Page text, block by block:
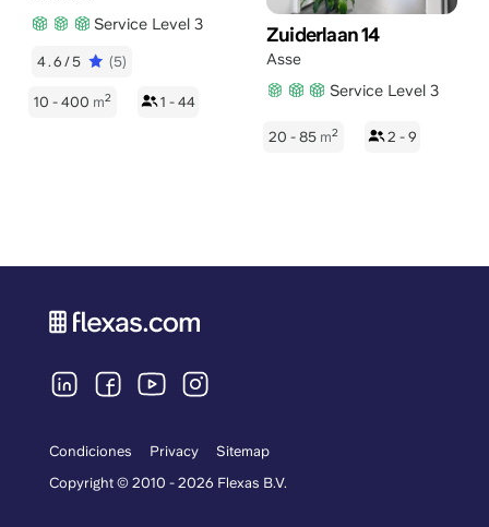
Service Level 3
4.6/5 (5)
10 - 400 m2 1 - 44
Zuiderlaan 14
Asse
Service Level 3
20 - 85 m2 2 - 9
Condiciones Privacy
Sitemap
Copyright © 2010 - 2026 Flexas B.V.